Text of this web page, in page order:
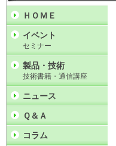
ＨＯＭＥ
イベント
セミナー
製品・技術
技術書籍・通信講座
ニュース
Ｑ＆Ａ
コラム